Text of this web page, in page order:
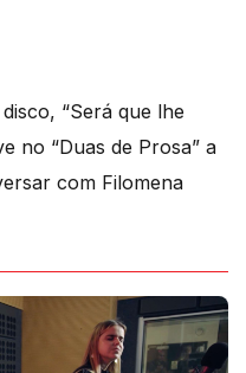
“Será que lhe
no “Duas de Prosa” a
com Filomena